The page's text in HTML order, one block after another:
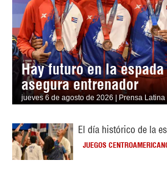
Hay futuro en la
asegura entrenador
jueves 6 de agosto de 2026 | Prensa Latina
El día histórico de la
JUEGOS